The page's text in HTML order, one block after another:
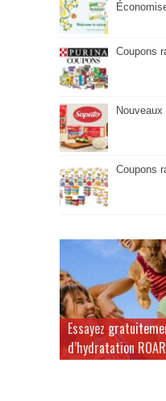
Coupons
Coupons
Essayez
d’hydratation ROAR